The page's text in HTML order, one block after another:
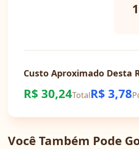
Custo Aproximado Desta
R$ 30,24TotalR$ 3,78
Você Também Pode